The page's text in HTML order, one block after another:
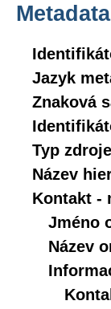
Jazyk
Znaková
Typ
Název
Kontakt -
Jméno
Název